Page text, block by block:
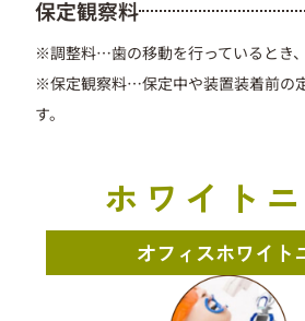
保定観察料
※調整料…歯の移動を行っているとき、
※保定観察料…保定中や装置装着前の
す。
ホワイト
オフィスホワイト